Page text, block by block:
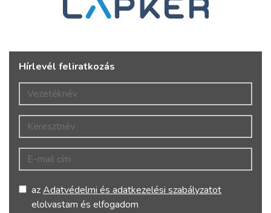
Hírlevél feliratkozás
Vezetéknév
Keresztnév
E-mail cím
azAdatvédelmi és adatkezelési szabályzatot
elolvastam és elfogadom